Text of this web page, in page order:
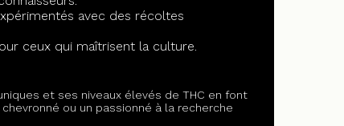
avec des récoltes
ceux qui maîtrisent la culture.
et ses niveaux élevés de THC en font
ou un passionné à la recherche